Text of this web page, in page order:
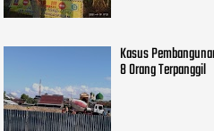
Kasus
8 Orang Terpanggil